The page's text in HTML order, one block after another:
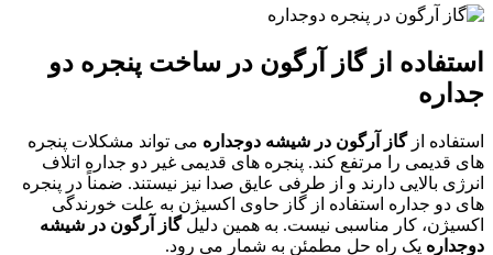
استفاده از گاز آرگون در ساخت پنجره دو
جداره
استفاده ازگاز آرگون در شیشه دوجداره می تواند مشکلات پنجره
های قدیمی را مرتفع کند. پنجره های قدیمی غیر دو جداره اتلاف
انرژی بالایی دارند و از طرفی عایق صدا نیز نیستند. ضمناً در پنجره
های دو جداره استفاده از گاز حاوی اکسیژن به علت خورندگی
اکسیژن، کار مناسبی نیست. به همین دلیلگاز آرگون در شیشه
دوجداره یک راه حل مطمئن به شمار می رود.